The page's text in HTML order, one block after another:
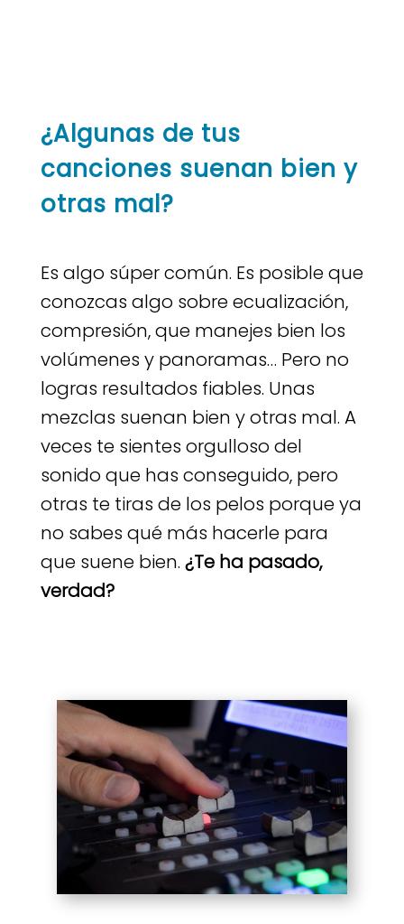
¿Algunas de tus
canciones suenan bien y
otras mal?
Es algo súper común. Es posible que
conozcas algo sobre ecualización,
compresión, que manejes bien los
volúmenes y panoramas… Pero no
logras resultados fiables. Unas
mezclas suenan bien y otras mal. A
veces te sientes orgulloso del
sonido que has conseguido, pero
otras te tiras de los pelos porque ya
no sabes qué más hacerle para
que suene bien. ¿Te ha pasado,
verdad?